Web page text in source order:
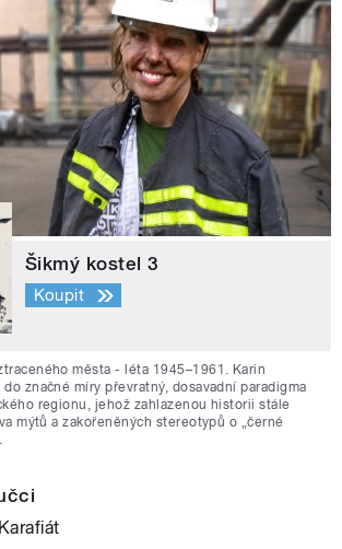
Šikmý kostel 3
Koupit
města - léta 1945–1961. Karin
značné míry převratný, dosavadní paradigma
regionu, jehož zahlazenou historii stále
mýtů a zakořeněných stereotypů o „černé